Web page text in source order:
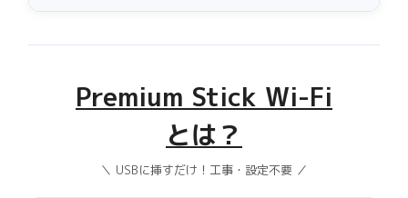
Premium Stick Wi-Fi
とは？
＼ USBに挿すだけ！工事・設定不要 ／